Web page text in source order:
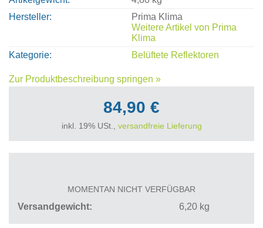
Hersteller
Prima Klima
Weitere Artikel von Prima
Klima
Kategorie
Belüftete Reflektoren
Zur Produktbeschreibung springen »
84,90 €
inkl. 19% USt., versandfreie Lieferung
MOMENTAN NICHT VERFÜGBAR
Versandgewicht 6,20 kg